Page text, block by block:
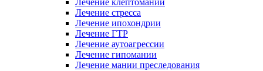
Лечение клептомании
Лечение стресса
Лечение ипохондрии
Лечение ГТР
Лечение аутоагрессии
Лечение гипомании
Лечение мании преследования